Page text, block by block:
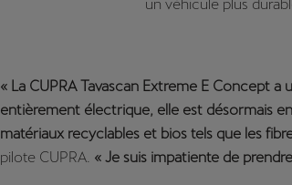
un véhicule plus
« La CUPRA Tavascan Extreme E Concept
entièrement électrique, elle est désormais
matériaux recyclables et bios tels que les
pilote CUPRA. « Je suis impatiente de